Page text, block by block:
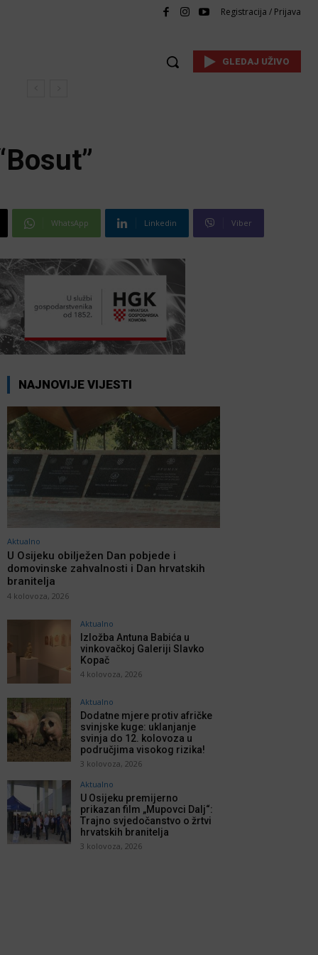
Registracija / Prijava
GLEDAJ UŽIVO
WhatsApp Linkedin Viber
NAJNOVIJE VIJESTI
Aktualno
U Osijeku obilježen Dan pobjede i
domovinske zahvalnosti i Dan hrvatskih
branitelja
4 kolovoza, 2026
Aktualno
Izložba Antuna Babića u
vinkovačkoj Galeriji Slavko
Kopač
4 kolovoza, 2026
Aktualno
Dodatne mjere protiv afričke
svinjske kuge: uklanjanje
svinja do 12. kolovoza u
područjima visokog rizika!
3 kolovoza, 2026
Aktualno
U Osijeku premijerno
prikazan film „Mupovci Dalj“:
Trajno svjedočanstvo o žrtvi
hrvatskih branitelja
3 kolovoza, 2026